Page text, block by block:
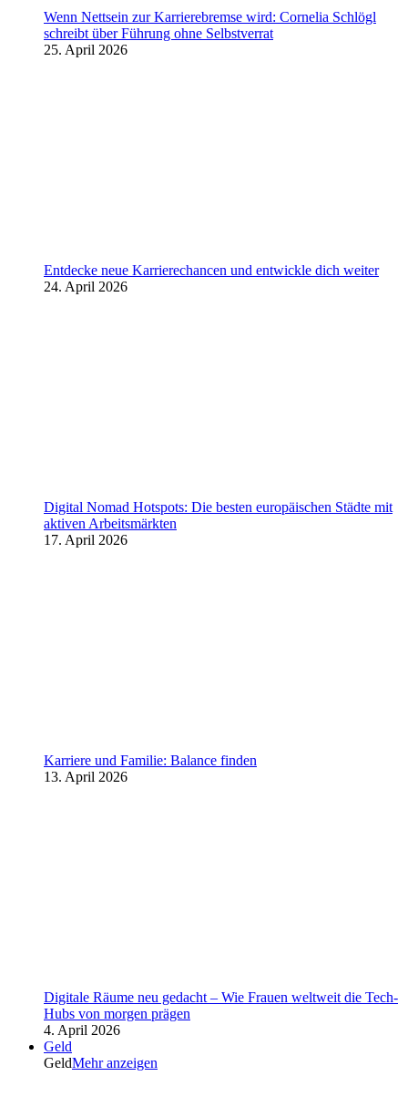
Wenn Nettsein zur Karrierebremse wird: Cornelia Schlögl
schreibt über Führung ohne Selbstverrat
25. April 2026
Entdecke neue Karrierechancen und entwickle dich weiter
24. April 2026
Digital Nomad Hotspots: Die besten europäischen Städte mit
aktiven Arbeitsmärkten
17. April 2026
Karriere und Familie: Balance finden
13. April 2026
Digitale Räume neu gedacht – Wie Frauen weltweit die Tech-
Hubs von morgen prägen
4. April 2026
Geld
GeldMehr anzeigen